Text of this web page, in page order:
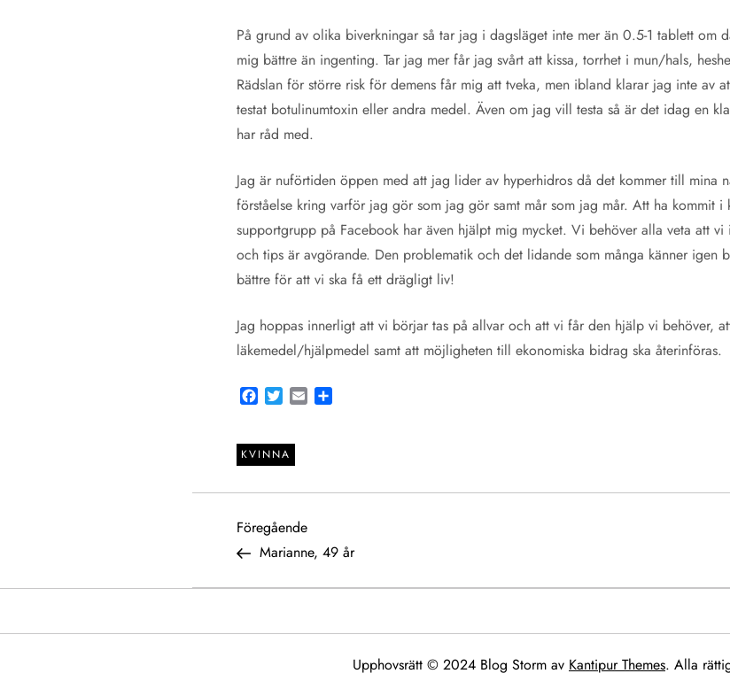
På grund av olika biverkningar så tar jag i dagsläget inte mer än 0.5-1 tablett om
mig bättre än ingenting. Tar jag mer får jag svårt att kissa, torrhet i mun/hals,
Rädslan för större risk för demens får mig att tveka, men ibland klarar jag inte av
testat botulinumtoxin eller andra medel. Även om jag vill testa så är det idag en
har råd med.
Jag är nuförtiden öppen med att jag lider av hyperhidros då det kommer till mina
förståelse kring varför jag gör som jag gör samt mår som jag mår. Att ha kommit i
supportgrupp på Facebook har även hjälpt mig mycket. Vi behöver alla veta att vi
och tips är avgörande. Den problematik och det lidande som många känner igen
bättre för att vi ska få ett drägligt liv!
Jag hoppas innerligt att vi börjar tas på allvar och att vi får den hjälp vi behöver,
läkemedel/hjälpmedel samt att möjligheten till ekonomiska bidrag ska återinföras.
Facebook
TwitterEmailShare
KVINNA
I
n
Föregående
inlägg
Föregående
Marianne, 49 år
Upphovsrätt © 2024 Blog Storm av Kantipur Themes. Alla